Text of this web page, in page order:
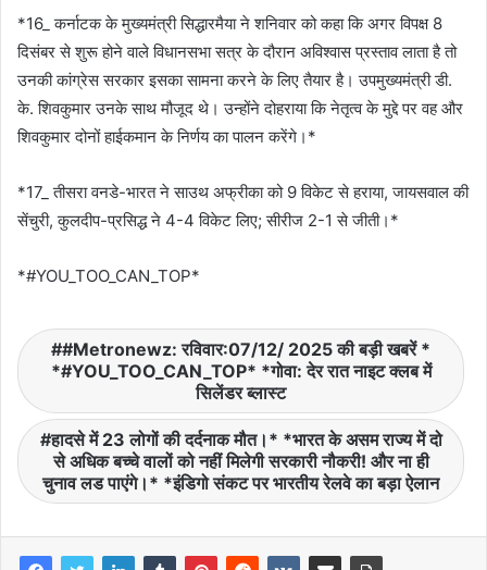
*16_ कर्नाटक के मुख्यमंत्री सिद्धारमैया ने शनिवार को कहा कि अगर विपक्ष 8
दिसंबर से शुरू होने वाले विधानसभा सत्र के दौरान अविश्वास प्रस्ताव लाता है तो
उनकी कांग्रेस सरकार इसका सामना करने के लिए तैयार है। उपमुख्यमंत्री डी.
के. शिवकुमार उनके साथ मौजूद थे। उन्होंने दोहराया कि नेतृत्व के मुद्दे पर वह और
शिवकुमार दोनों हाईकमान के निर्णय का पालन करेंगे।*
*17_ तीसरा वनडे-भारत ने साउथ अफ्रीका को 9 विकेट से हराया, जायसवाल की
सेंचुरी, कुलदीप-प्रसिद्ध ने 4-4 विकेट लिए; सीरीज 2-1 से जीती।*
*#YOU_TOO_CAN_TOP*
#Metronewz: रविवार:07/12/ 2025 की बड़ी खबरें *
*#YOU_TOO_CAN_TOP* *गोवा: देर रात नाइट क्लब में
सिलेंडर ब्लास्ट
हादसे में 23 लोगों की दर्दनाक मौत।* *भारत के असम राज्य में दो
से अधिक बच्चे वालों को नहीं मिलेगी सरकारी नौकरी! और ना ही
चुनाव लड पाएंगे।* *इंडिगो संकट पर भारतीय रेलवे का बड़ा ऐलान